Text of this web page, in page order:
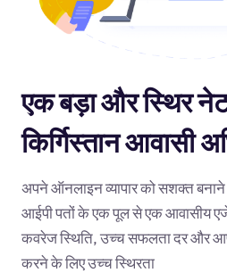
एक बड़ा और स्थिर
किर्गिस्तान आवासी
अपने ऑनलाइन व्यापार को सशक्त
आईपी पतों के एक पूल से एक आवासीय
कवरेज स्थिति, उच्च सफलता दर और
करने के लिए उच्च स्थिरता